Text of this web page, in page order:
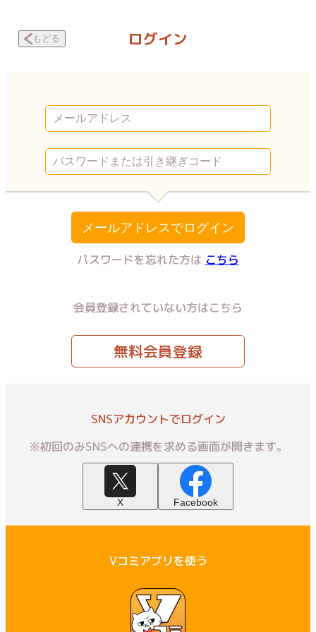
もどる ログイン
メールアドレスでログイン
パスワードを忘れた方は こちら
会員登録されていない方はこちら
無料会員登録
SNSアカウントでログイン
※初回のみSNSへの連携を求める画面が開きます。
X Facebook
Vコミアプリを使う